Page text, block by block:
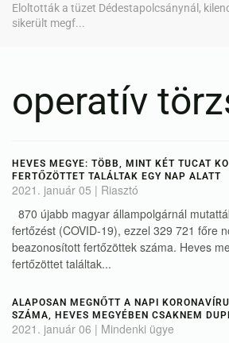
Eloltották a tüzet Dédestapolcsánynál,
sikerült megf...
operatív
HEVES MEGYE: TÖBB, MINT KÉT TUCAT
FERTŐZÖTTET TALÁLTAK EGY NAP ALATT
2021. január 05 | Riasztó
870 újabb magyar állampolgárnál
fertőzést (COVID-19), ezzel 329 721 főre
beazonosított fertőzöttek száma. Heves
fertőzöttet találtak...
ALAPOSAN MEGNŐTT A NAPI
SZÁMA, HEVES MEGYÉBEN CSAKNEM
2021. január 06 | Mindenki ügye